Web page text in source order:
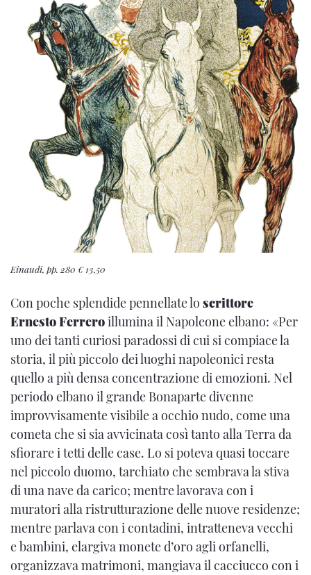
Einaudi, pp. 280 € 13,50
Con poche splendide pennellate lo scrittore
Ernesto Ferreroillumina il Napoleone elbano: «Per
uno dei tanti curiosi paradossi di cui si compiace la
storia, il più piccolo dei luoghi napoleonici resta
quello a più densa concentrazione di emozioni. Nel
periodo elbano il grande Bonaparte divenne
improvvisamente visibile a occhio nudo, come una
cometa che si sia avvicinata così tanto alla Terra da
sfiorare i tetti delle case. Lo si poteva quasi toccare
nel piccolo duomo, tarchiato che sembrava la stiva
di una nave da carico; mentre lavorava con i
muratori alla ristrutturazione delle nuove residenze;
mentre parlava con i contadini, intratteneva vecchi
e bambini, elargiva monete d’oro agli orfanelli,
organizzava matrimoni, mangiava il cacciucco con i